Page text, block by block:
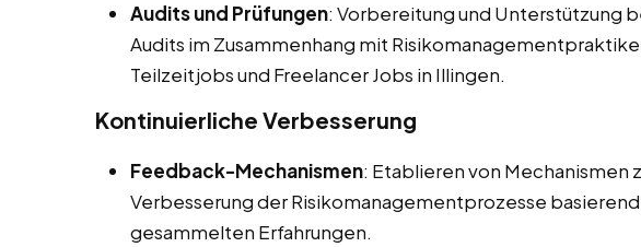
Audits und Prüfungen: Vorbereitung und Unterstützung
Audits im Zusammenhang mit
Teilzeitjobs und Freelancer Jobs in Illingen.
Kontinuierliche Verbesserung
Feedback-Mechanismen: Etablieren von Mechanismen
Verbesserung der Risikomanagementprozesse
gesammelten Erfahrungen.